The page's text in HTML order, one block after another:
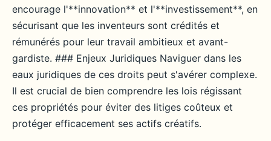
encourage l'**innovation** et l'**investissement**, en
sécurisant que les inventeurs sont crédités et
rémunérés pour leur travail ambitieux et avant-
gardiste. ### Enjeux Juridiques Naviguer dans les
eaux juridiques de ces droits peut s'avérer complexe.
Il est crucial de bien comprendre les lois régissant
ces propriétés pour éviter des litiges coûteux et
protéger efficacement ses actifs créatifs.